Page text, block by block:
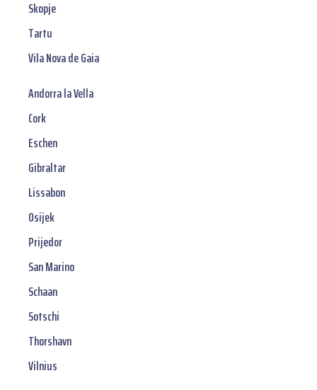
Skopje
Tartu
Vila Nova de Gaia
Andorra la Vella
Cork
Eschen
Gibraltar
Lissabon
Osijek
Prijedor
San Marino
Schaan
Sotschi
Thorshavn
Vilnius